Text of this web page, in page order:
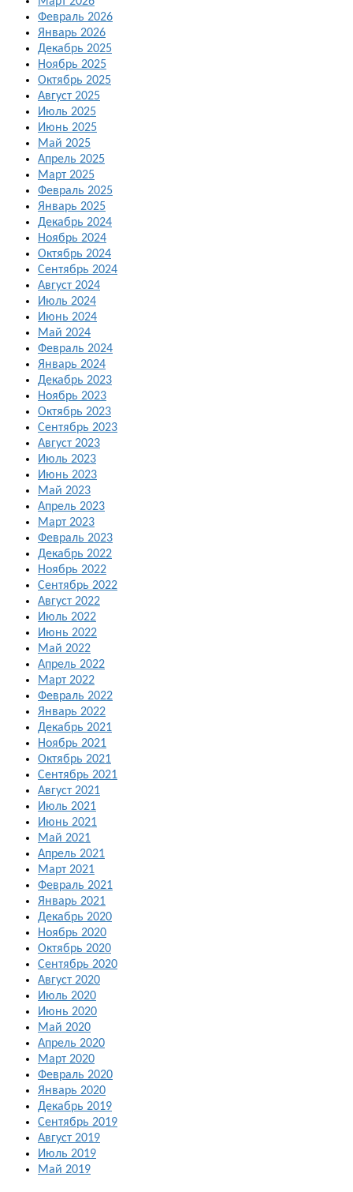
Февраль 2026
Январь 2026
Декабрь 2025
Ноябрь 2025
Октябрь 2025
Август 2025
Июль 2025
Июнь 2025
Май 2025
Апрель 2025
Март 2025
Февраль 2025
Январь 2025
Декабрь 2024
Ноябрь 2024
Октябрь 2024
Сентябрь 2024
Август 2024
Июль 2024
Июнь 2024
Май 2024
Февраль 2024
Январь 2024
Декабрь 2023
Ноябрь 2023
Октябрь 2023
Сентябрь 2023
Август 2023
Июль 2023
Июнь 2023
Май 2023
Апрель 2023
Март 2023
Февраль 2023
Декабрь 2022
Ноябрь 2022
Сентябрь 2022
Август 2022
Июль 2022
Июнь 2022
Май 2022
Апрель 2022
Март 2022
Февраль 2022
Январь 2022
Декабрь 2021
Ноябрь 2021
Октябрь 2021
Сентябрь 2021
Август 2021
Июль 2021
Июнь 2021
Май 2021
Апрель 2021
Март 2021
Февраль 2021
Январь 2021
Декабрь 2020
Ноябрь 2020
Октябрь 2020
Сентябрь 2020
Август 2020
Июль 2020
Июнь 2020
Май 2020
Апрель 2020
Март 2020
Февраль 2020
Январь 2020
Декабрь 2019
Сентябрь 2019
Август 2019
Июль 2019
Май 2019